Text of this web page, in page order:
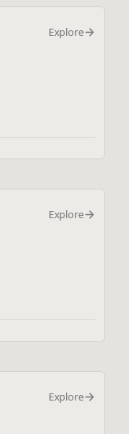
Explore
Explore
Explore